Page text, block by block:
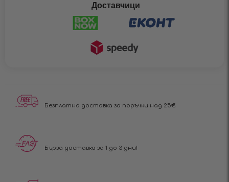
Доставчици
Безплатна доставка за поръчки над 25€
Бърза доставка за 1 до 3 дни!